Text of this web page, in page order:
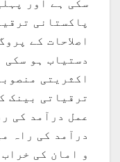
پاکستانی
اصلاحات کے
دستیاب ہو سکی
اکثریتی
ترقیاتی بینک
عمل درآمد کی
درآمد کی راہ
و امان کی